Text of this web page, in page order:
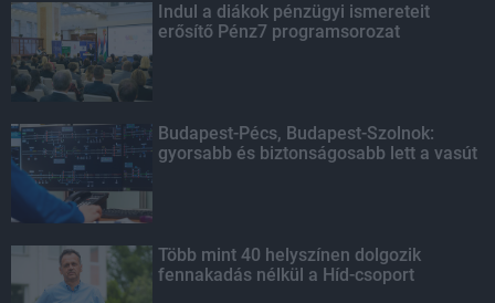
Indul a diákok pénzügyi ismereteit
erősítő Pénz7 programsorozat
Budapest-Pécs, Budapest-Szolnok:
gyorsabb és biztonságosabb lett a vasút
Több mint 40 helyszínen dolgozik
fennakadás nélkül a Híd-csoport